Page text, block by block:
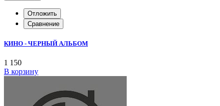
Отложить
Сравнение
КИНО - ЧЕРНЫЙ АЛЬБОМ
1 150
В корзину